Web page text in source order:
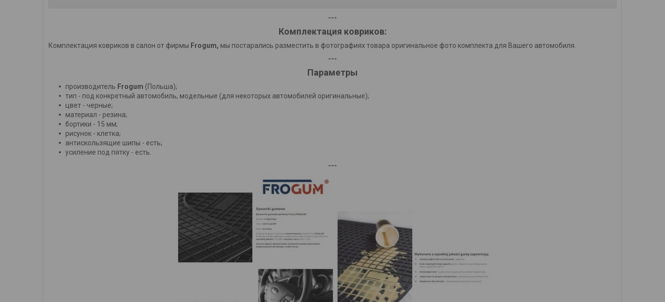
---
Комплектация ковриков:
Комплектация ковриков в салон от фирмы Frogum, мы постарались разместить в фотографиях товара оригинальное фото комплекта для Вашего автомобиля.
---
Параметры
производитель Frogum (Польша);
тип - под конкретный автомобиль, модельные (для некоторых автомобилей оригинальные);
цвет - черные;
материал - резина;
бортики - 15 мм;
рисунок - клетка;
антискользящие шипы - есть;
усиление под пятку - есть.
---